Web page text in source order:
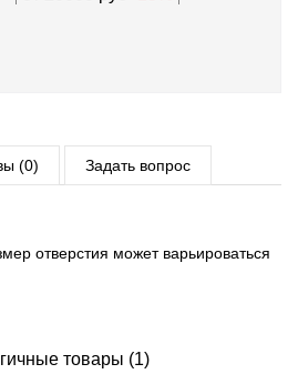
(0) Задать вопрос
отверстия может варьироваться
товары (1)